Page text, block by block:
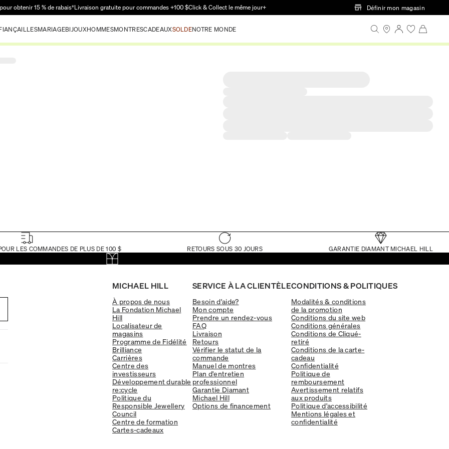
Passer au contenu principal
obtenir 15 % de rabais†Livraison gratuite pour commandes +100 $Click & Collect le même jour+ Définir mon magasin
MARIAGEBIJOUXHOMMESMONTRESCADEAUXSOLDENOTRE MONDE
LES COMMANDES DE PLUS DE 100 $ RETOURS SOUS 30 JOURS GARANTIE DIAMANT MICHAEL HILL
MICHAEL HILL
À propos de nous
La Fondation Michael
Hill
Localisateur de
magasins
Programme de Fidélité
Brilliance
Carrières
Centre des
investisseurs
Développement durable
re:cycle
Politique du
Responsible Jewellery
Council
Centre de formation
Cartes-cadeaux
SERVICE À LA CLIENTÈLE
Besoin d'aide?
Mon compte
Prendre un rendez-vous
FAQ
Livraison
Retours
Vérifier le statut de la
commande
Manuel de montres
Plan d'entretien
professionnel
Garantie Diamant
Michael Hill
Options de financement
CONDITIONS & POLITIQUES
Modalités & conditions
de la promotion
Conditions du site web
Conditions générales
Conditions de Cliqué-
retiré
Conditions de la carte-
cadeau
Confidentialité
Politique de
remboursement
Avertissement relatifs
aux produits
Politique d'accessibilité
Mentions légales et
confidentialité